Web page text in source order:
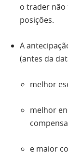
o trader não
posições.
A
(antes da
melhor
melhor
e maior